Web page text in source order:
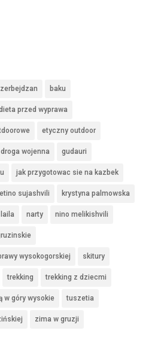
baku
przed wyprawa
etyczny outdoor
wojenna gudauri
jak przygotowac sie na kazbek
sujashvili krystyna palmowska
laila narty nino melikishvili
wysokogorskiej skitury
trekking trekking z dziecmi
w góry wysokie tuszetia
zima w gruzji